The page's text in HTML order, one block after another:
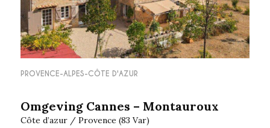
PROVENCE-ALPES-CÔTE D'AZUR
Omgeving Cannes – Montauroux
Côte d’azur / Provence (83 Var)